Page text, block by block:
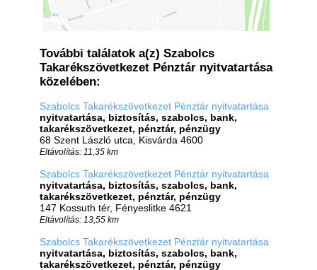
További találatok a(z) Szabolcs
Takarékszövetkezet Pénztár nyitvatartása
közelében:
Szabolcs Takarékszövetkezet Pénztár nyitvatartása
nyitvatartása, biztosítás, szabolcs, bank,
takarékszövetkezet, pénztár, pénzügy
68 Szent László utca, Kisvárda 4600
Eltávolítás: 11,35 km
Szabolcs Takarékszövetkezet Pénztár nyitvatartása
nyitvatartása, biztosítás, szabolcs, bank,
takarékszövetkezet, pénztár, pénzügy
147 Kossuth tér, Fényeslitke 4621
Eltávolítás: 13,55 km
Szabolcs Takarékszövetkezet Pénztár nyitvatartása
nyitvatartása, biztosítás, szabolcs, bank,
takarékszövetkezet, pénztár, pénzügy